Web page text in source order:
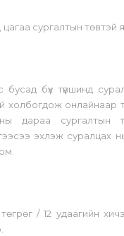
цагаа сургалтын төвтэй
бусад бүх түвшинд
холбогдож онлайнаар
дараа сургалтын
эхлэж суралцах нь
/ 12 удаагийн